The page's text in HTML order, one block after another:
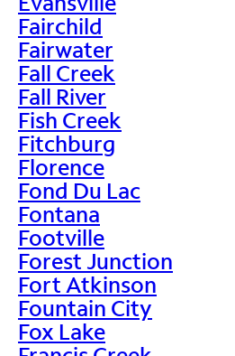
Fairchild
Fairwater
Fall Creek
Fall River
Fish Creek
Fitchburg
Florence
Fond Du Lac
Fontana
Footville
Forest Junction
Fort Atkinson
Fountain City
Fox Lake